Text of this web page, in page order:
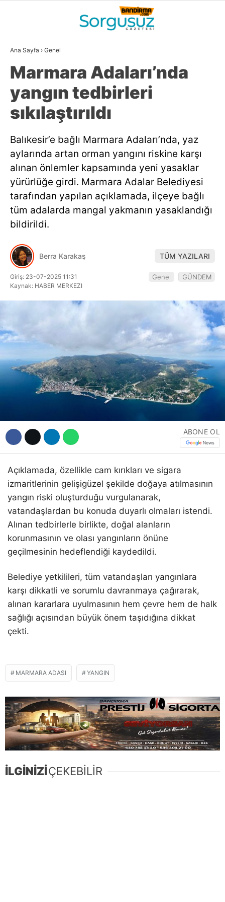
Instagram
Youtube
21°
BALIKESIR
GALERİ VİDEO YAZARLAR
DÜNYA
EKONOMİ
SPOR
MAGAZİN
DİĞER
Ana Sayfa › Genel
Marmara Adaları’nda
yangın tedbirleri
sıkılaştırıldı
Balıkesir’e bağlı Marmara Adaları’nda, yaz
aylarında artan orman yangını riskine karşı
alınan önlemler kapsamında yeni yasaklar
yürürlüğe girdi. Marmara Adalar Belediyesi
tarafından yapılan açıklamada, ilçeye bağlı
tüm adalarda mangal yakmanın yasaklandığı
bildirildi.
Berra Karakaş TÜM YAZILARI
Giriş: 23-07-2025 11:31
Kaynak: HABER MERKEZI
Genel GÜNDEM
ABONE OL
Açıklamada, özellikle cam kırıkları ve sigara
izmaritlerinin gelişigüzel şekilde doğaya atılmasının
yangın riski oluşturduğu vurgulanarak,
vatandaşlardan bu konuda duyarlı olmaları istendi.
Alınan tedbirlerle birlikte, doğal alanların
korunmasının ve olası yangınların önüne
geçilmesinin hedeflendiği kaydedildi.
Belediye yetkilileri, tüm vatandaşları yangınlara
karşı dikkatli ve sorumlu davranmaya çağırarak,
alınan kararlara uyulmasının hem çevre hem de halk
sağlığı açısından büyük önem taşıdığına dikkat
çekti.
MARMARA ADASI YANGIN
İLGİNİZİÇEKEBİLİR